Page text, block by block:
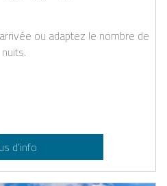
ou adaptez le nombre de
nuits.
d’info